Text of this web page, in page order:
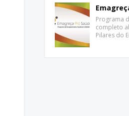
Programa
completo
Pilares do